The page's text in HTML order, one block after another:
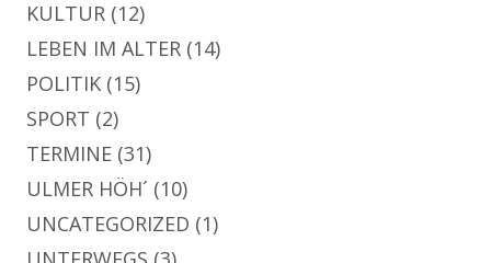
KULTUR (12)
LEBEN IM ALTER (14)
POLITIK (15)
SPORT (2)
TERMINE (31)
ULMER HÖH´ (10)
UNCATEGORIZED (1)